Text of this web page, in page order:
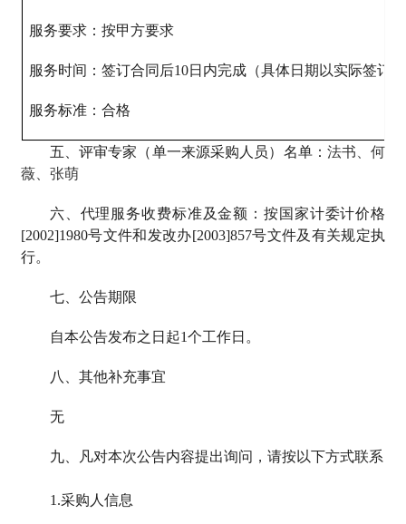
服务要求：按甲方要求
服务时间：签订合同后10日内完成（具体日期以实际签订
服务标准：合格
五、评审专家（单一来源采购人员）名单： 法书、何
薇、张萌
六、代理服务收费标准及金额：按国家计委计价格
[2002]1980号文件和发改办[2003]857号文件及有关规定执
行。
七、公告期限
自本公告发布之日起1个工作日。
八、其他补充事宜
无
九、凡对本次公告内容提出询问，请按以下方式联系
1.采购人信息